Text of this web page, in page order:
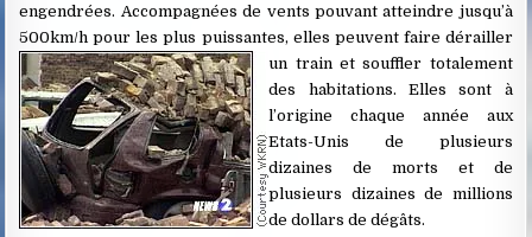
engendrées. Accompagnées de vents pouvant atteindre jusqu’à
500km/h pour les plus puissantes, elles peuvent faire dérailler
un train et souffler totalement
des habitations. Elles sont à
l’origine chaque année aux
Etats-Unis de plusieurs
dizaines de morts et de
plusieurs dizaines de millions
de dollars de dégâts.